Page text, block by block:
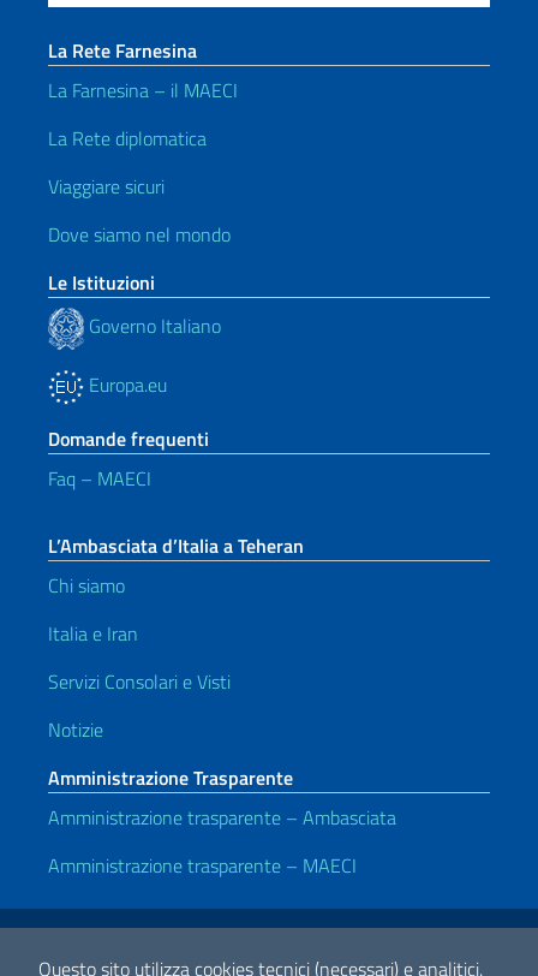
Questo sito utilizza cookies tecnici (necessari) e analitici.
La Rete Farnesina
La Farnesina – il MAECI
La Rete diplomatica
Viaggiare sicuri
Dove siamo nel mondo
Le Istituzioni
Governo Italiano
Europa.eu
Domande frequenti
Faq – MAECI
L’Ambasciata d’Italia a Teheran
Chi siamo
Italia e Iran
Servizi Consolari e Visti
Notizie
Amministrazione Trasparente
Amministrazione trasparente – Ambasciata
Amministrazione trasparente – MAECI
Link Utili